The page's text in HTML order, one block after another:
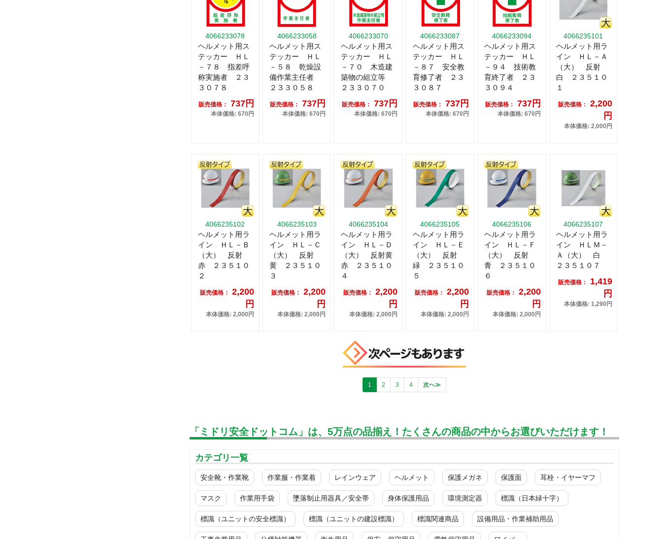
4066233078
ヘルメット用ス
テッカー ＨＬ
－７８ 指差呼
称実施者 ２３
３０７８
販売価格： 737円
本体価格: 670円
4066233058
ヘルメット用ス
テッカー ＨＬ
－５８ 乾燥設
備作業主任者
２３３０５８
販売価格： 737円
本体価格: 670円
4066233070
ヘルメット用ス
テッカー ＨＬ
－７０ 木造建
築物の組立等
２３３０７０
販売価格： 737円
本体価格: 670円
4066233087
ヘルメット用ス
テッカー ＨＬ
－８７ 安全教
育修了者 ２３
３０８７
販売価格： 737円
本体価格: 670円
4066233094
ヘルメット用ス
テッカー ＨＬ
－９４ 技術教
育終了者 ２３
３０９４
販売価格： 737円
本体価格: 670円
4066235101
ヘルメット用ラ
イン ＨＬ－Ａ
（大） 反射
白 ２３５１０
１
販売価格：
2,200
円
本体価格: 2,000円
4066235102
ヘルメット用ラ
イン ＨＬ－Ｂ
（大） 反射
赤 ２３５１０
２
販売価格：
2,200
円
本体価格: 2,000円
4066235103
ヘルメット用ラ
イン ＨＬ－Ｃ
（大） 反射
黄 ２３５１０
３
販売価格：
2,200
円
本体価格: 2,000円
4066235104
ヘルメット用ラ
イン ＨＬ－Ｄ
（大） 反射黄
赤 ２３５１０
４
販売価格：
2,200
円
本体価格: 2,000円
4066235105
ヘルメット用ラ
イン ＨＬ－Ｅ
（大） 反射
緑 ２３５１０
５
販売価格：
2,200
円
本体価格: 2,000円
4066235106
ヘルメット用ラ
イン ＨＬ－Ｆ
（大） 反射
青 ２３５１０
６
販売価格：
2,200
円
本体価格: 2,000円
4066235107
ヘルメット用ラ
イン ＨＬＭ－
Ａ（大） 白
２３５１０７
販売価格：
1,419
円
本体価格: 1,290円
1 2 3 4 次へ≫
「ミドリ安全ドットコム」は、5万点の品揃え！たくさんの商品の中からお選びいただけます！
カテゴリ一覧
安全靴・作業靴 作業服・作業着 レインウェア ヘルメット 保護メガネ 保護面 耳栓・イヤーマフ
マスク 作業用手袋 墜落制止用器具／安全帯 身体保護用品 環境測定器 標識（日本緑十字）
標識（ユニットの安全標識） 標識（ユニットの建設標識） 標識関連商品 設備用品・作業補助用品